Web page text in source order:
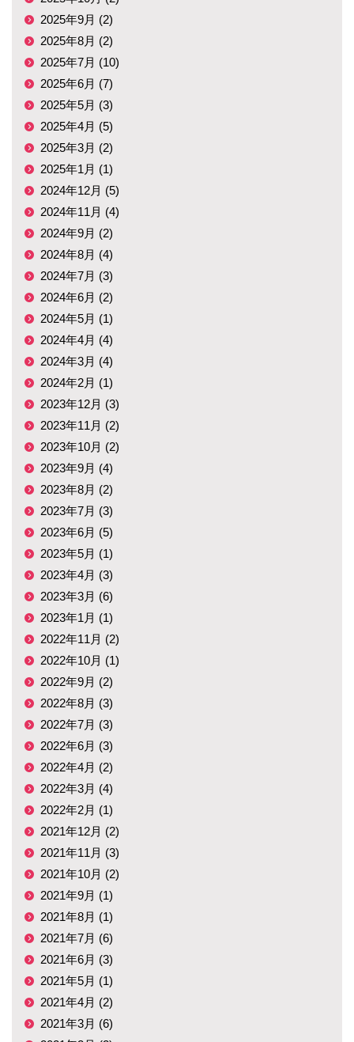
2025年9月 (2)
2025年8月 (2)
2025年7月 (10)
2025年6月 (7)
2025年5月 (3)
2025年4月 (5)
2025年3月 (2)
2025年1月 (1)
2024年12月 (5)
2024年11月 (4)
2024年9月 (2)
2024年8月 (4)
2024年7月 (3)
2024年6月 (2)
2024年5月 (1)
2024年4月 (4)
2024年3月 (4)
2024年2月 (1)
2023年12月 (3)
2023年11月 (2)
2023年10月 (2)
2023年9月 (4)
2023年8月 (2)
2023年7月 (3)
2023年6月 (5)
2023年5月 (1)
2023年4月 (3)
2023年3月 (6)
2023年1月 (1)
2022年11月 (2)
2022年10月 (1)
2022年9月 (2)
2022年8月 (3)
2022年7月 (3)
2022年6月 (3)
2022年4月 (2)
2022年3月 (4)
2022年2月 (1)
2021年12月 (2)
2021年11月 (3)
2021年10月 (2)
2021年9月 (1)
2021年8月 (1)
2021年7月 (6)
2021年6月 (3)
2021年5月 (1)
2021年4月 (2)
2021年3月 (6)